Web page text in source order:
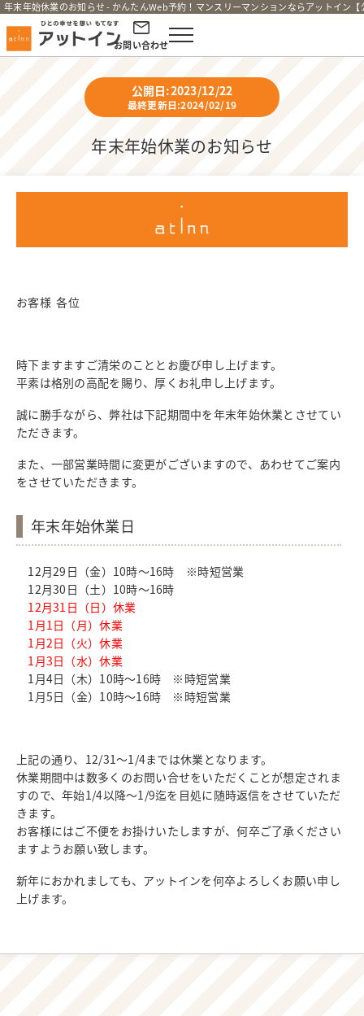
年末年始休業のお知らせ - かんたんWeb予約！マンスリーマンションならアットイン【
お問い合わせ
公開日:2023/12/22
最終更新日:2024/02/19
年末年始休業のお知らせ
お客様 各位
時下ますますご清栄のこととお慶び申し上げます。
平素は格別の高配を賜り、厚くお礼申し上げます。
誠に勝手ながら、弊社は下記期間中を年末年始休業とさせてい
ただきます。
また、一部営業時間に変更がございますので、あわせてご案内
をさせていただきます。
年末年始休業日
12月29日（金）10時～16時 ※時短営業
12月30日（土）10時～16時
12月31日（日）休業
1月1日（月）休業
1月2日（火）休業
1月3日（水）休業
1月4日（木）10時～16時 ※時短営業
1月5日（金）10時～16時 ※時短営業
上記の通り、12/31～1/4までは休業となります。
休業期間中は数多くのお問い合せをいただくことが想定されま
すので、年始1/4以降～1/9迄を目処に随時返信をさせていただ
きます。
お客様にはご不便をお掛けいたしますが、何卒ご了承ください
ますようお願い致します。
新年におかれましても、アットインを何卒よろしくお願い申し
上げます。